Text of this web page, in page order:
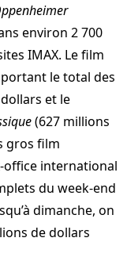
environ 2 700
IMAX. Le film
le total des
et le
(627 millions
gros film
office international
du week-end
dimanche, on
de dollars